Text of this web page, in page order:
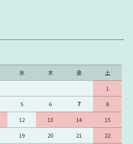
水 木 金
土
1
5 6 7
8
12 13 14
15
19 20 21
22